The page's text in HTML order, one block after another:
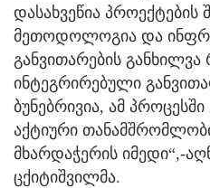
დასახვეწია პროექტების
მეთოდოლოგია და
განვითარების განხილვა
ინტეგრირებული
ბუნებრივია, ამ
აქტიური
მხარდაჭერის იმედი“,-
ცქიტიშვილმა.